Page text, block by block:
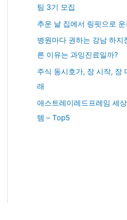
팀 3기 모집
추운 날 집에서 링핏으로
병원마다 권하는 강남 하지
른 이유는 과잉진료일까?
주식 동시호가, 장 시작, 장
래
애스트레이레드프레임 세
템 – Top5